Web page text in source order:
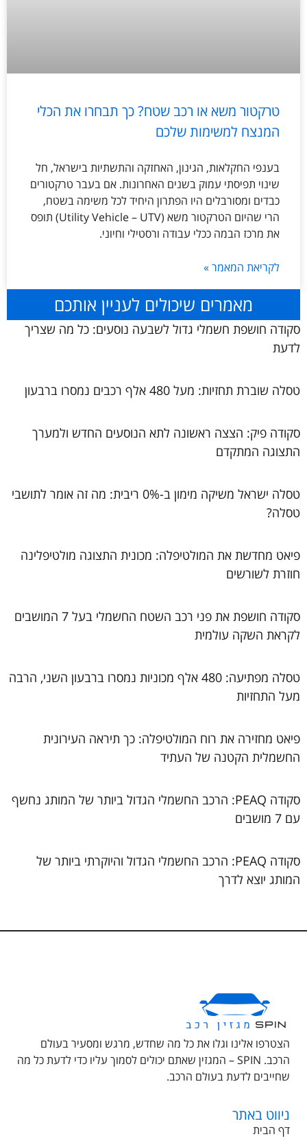
טרקטור משא או רכב שטח? כך תבחרו את הכלי
המנצח למשימות שלכם
בענפי החקלאות, הגינון, האחזקה והתשתיות בישראל, חל
שינוי תפיסתי עמוק בשנים האחרונות. אם בעבר טרקטורים
כבדים ומסורבלים היו הפתרון היחיד לכל משימה בשטח,
הרי שהיום הטרקטור משא (Utility Vehicle – UTV) תופס
את מרכז הבמה ככלי עבודה ורסטילי וחיוני.
לקריאת המאמר »
מאמרים שיכולים לעניין אותכם
סקודה חושפת חשמלי גדול לשבעה נוסעים: כל מה שצריך
לדעת
טסלה שוברת תחזיות: מעל 480 אלף רכבים נמסרו ברבעון
סקודה פיק: הצצה ראשונה לתא הנוסעים החדש ולמערך
התצוגה המתקדם
טסלה ישראל משיקה מימון ב-0% ריבית: מה זה אומר לתושבי
טסלה?
פיאט מחדשת את המולטיפלה: מכונית התצוגה מולטיפלינה
חוזרת לשורשים
סקודה חושפת את פני רכב השטח החשמלי בעל 7 המושבים
לקראת השקה עולמית
טסלה מפתיעה: 480 אלף מכוניות נמסרו ברבעון השני, הרבה
מעל התחזיות
פיאט מחזירה את רוח המולטיפלה: כך תיראה העירונית
החשמלית הקטנה של העתיד
סקודה PEAQ: הרכב החשמלי הגדול ביותר של המותג נחשף
עם 7 מושבים
סקודה PEAQ: הרכב החשמלי הגדול והיוקרתי ביותר של
המותג יוצא לדרך
הצטרפו אלינו וגלו את כל מה שחדש, מרגש ומסעיר בעולם
הרכב. SPIN – המגזין שאתם יכולים לסמוך עליו כדי לדעת כל מה
שחייבים לדעת בעולם הרכב.
ניווט באתר
דף הבית